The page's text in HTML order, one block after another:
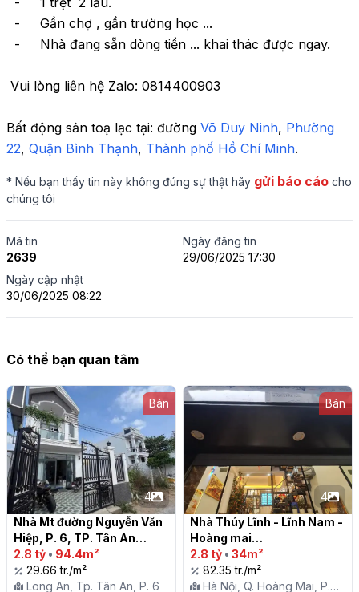
Vui lòng liên hệ Zalo: 0814400903
Bất động sản toạ lạc tại: đường Võ Duy Ninh, Phường
22, Quận Bình Thạnh, Thành phố Hồ Chí Minh.
* Nếu bạn thấy tin này không đúng sự thật hãy gửi báo cáo cho
chúng tôi
Mã tin
2639
Ngày đăng tin
29/06/2025 17:30
Ngày cập nhật
30/06/2025 08:22
Có thể bạn quan tâm
Bán
4
Nhà Mt đường Nguyễn Văn
Hiệp, P. 6, TP. Tân An
2.8 tỷ • 94.4m²
29.66 tr./m²
Long An, Tp. Tân An, P. 6
Bán
4
Nhà Thúy Lĩnh - Lĩnh Nam -
Hoàng mai
2.8 tỷ • 34m²
82.35 tr./m²
Hà Nội, Q. Hoàng Mai, P.